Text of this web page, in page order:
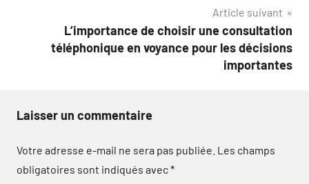
Article suivant
L’importance de choisir une consultation
téléphonique en voyance pour les décisions
importantes
Laisser un commentaire
Votre adresse e-mail ne sera pas publiée. Les champs
obligatoires sont indiqués avec*